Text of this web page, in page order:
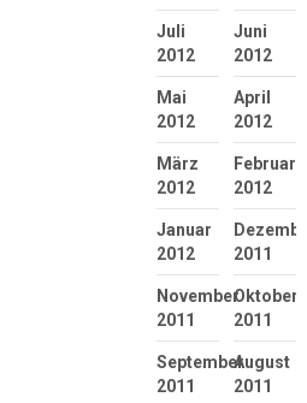
Juli
2012
Juni
2012
Mai
2012
April
2012
März
2012
Februar
2012
Januar
2012
2011
November
2011
Oktober
2011
September
2011
August
2011